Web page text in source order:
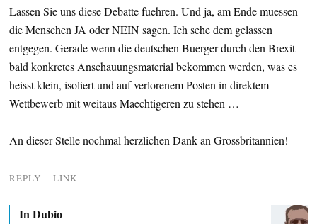
Lassen Sie uns diese Debatte fuehren. Und ja, am Ende muessen
die Menschen JA oder NEIN sagen. Ich sehe dem gelassen
entgegen. Gerade wenn die deutschen Buerger durch den Brexit
bald konkretes Anschauungsmaterial bekommen werden, was es
heisst klein, isoliert und auf verlorenem Posten in direktem
Wettbewerb mit weitaus Maechtigeren zu stehen …
An dieser Stelle nochmal herzlichen Dank an Grossbritannien!
REPLY LINK
In Dubio